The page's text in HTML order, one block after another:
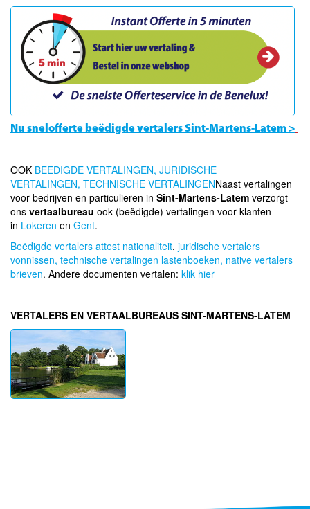
Nu snelofferte beëdigde vertalers Sint-Martens-Latem >
OOK BEEDIGDE VERTALINGEN, JURIDISCHE
VERTALINGEN, TECHNISCHE VERTALINGENNaast vertalingen
voor bedrijven en particulieren in Sint-Martens-Latem verzorgt
ons vertaalbureau ook (beëdigde) vertalingen voor klanten
in Lokeren en Gent.
Beëdigde vertalers attest nationaliteit, juridische vertalers
vonnissen, technische vertalingen lastenboeken, native vertalers
brieven. Andere documenten vertalen: klik hier
VERTALERS EN VERTAALBUREAUS SINT-MARTENS-LATEM